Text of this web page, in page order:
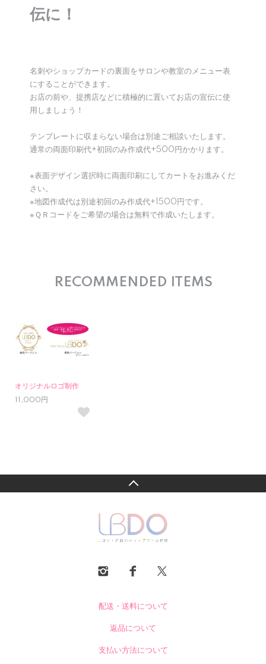
伝に！
名刺やショップカードの裏面をサロンや教室のメニュー表
にすることができます。
お店の前や、提携店などに積極的に置いてお店の宣伝に使
用しましょう！
テンプレートに収まらない場合は別途ご相談いたします。
通常の両面印刷代+初回のみ作成代+500円かかります。
※表面デザイン選択時に両面印刷にしてカートをお進みくだ
さい。
※地図作成代は別途初回のみ作成代+1500円です。
※ＱＲコードをご希望の場合は無料で作成いたします。
RECOMMENDED ITEMS
オリジナルロゴ制作
11,000円
配送・送料について
返品について
支払い方法について